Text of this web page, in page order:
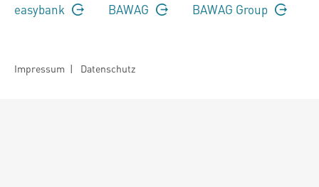
easybank BAWAG BAWAG Group
Impressum | Datenschutz